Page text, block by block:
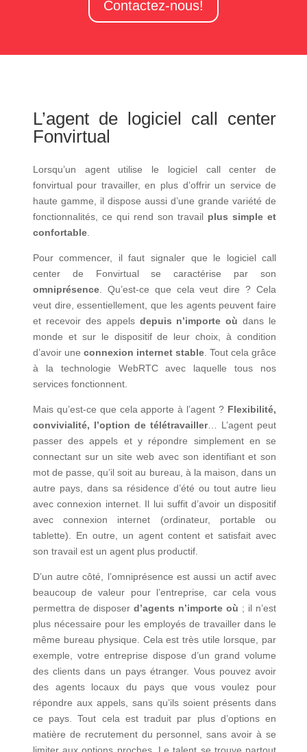
Contactez-nous!
L’agent de logiciel call center
Fonvirtual
Lorsqu’un agent utilise le logiciel call center de
fonvirtual pour travailler, en plus d’offrir un service de
haute gamme, il dispose aussi d’une grande variété de
fonctionnalités, ce qui rend son travail plus simple et
confortable.
Pour commencer, il faut signaler que le logiciel call
center de Fonvirtual se caractérise par son
omniprésence. Qu’est-ce que cela veut dire ? Cela
veut dire, essentiellement, que les agents peuvent faire
et recevoir des appelsdepuis n’importe où dans le
monde et sur le dispositif de leur choix, à condition
d’avoir une connexion internet stable . Tout cela grâce
à la technologie WebRTC avec laquelle tous nos
services fonctionnent.
Mais qu’est-ce que cela apporte à l’agent ? Flexibilité,
convivialité, l’option de télétravailler… L’agent peut
passer des appels et y répondre simplement en se
connectant sur un site web avec son identifiant et son
mot de passe, qu’il soit au bureau, à la maison, dans un
autre pays, dans sa résidence d’été ou tout autre lieu
avec connexion internet. Il lui suffit d’avoir un dispositif
avec connexion internet (ordinateur, portable ou
tablette). En outre, un agent content et satisfait avec
son travail est un agent plus productif.
D’un autre côté, l’omniprésence est aussi un actif avec
beaucoup de valeur pour l’entreprise, car cela vous
permettra de disposerd’agents n’importe où ; il n’est
plus nécessaire pour les employés de travailler dans le
même bureau physique. Cela est très utile lorsque, par
exemple, votre entreprise dispose d’un grand volume
des clients dans un pays étranger. Vous pouvez avoir
des agents locaux du pays que vous voulez pour
répondre aux appels, sans qu’ils soient présents dans
ce pays. Tout cela est traduit par plus d’options en
matière de recrutement du personnel, sans avoir à se